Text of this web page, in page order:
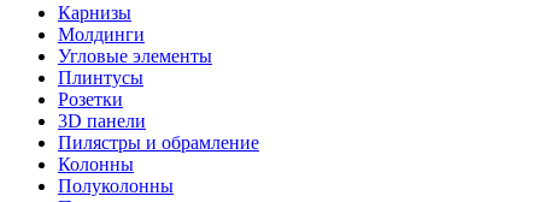
Карнизы
Молдинги
Угловые элементы
Плинтусы
Розетки
3D панели
Пилястры и обрамление
Колонны
Полуколонны